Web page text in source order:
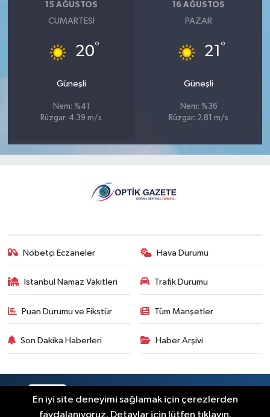
15 AĞUSTOS
CUMARTESI
20°
Güneşli
Nem: %41
Rüzgar: 4.39 m/s
16 AĞUSTOS
PAZAR
21 °
Güneşli
Nem: %36
Rüzgar: 2.81 m/s
Nöbetçi Eczaneler Hava Durumu
İstanbul Namaz Vakitleri Trafik Durumu
Puan Durumu ve Fikstür Tüm Manşetler
Son Dakika Haberleri Haber Arşivi
En iyi site deneyimi sağlamak için çerezlerden
faydalanıyoruz. Detaylar için lütfen tıklayın.